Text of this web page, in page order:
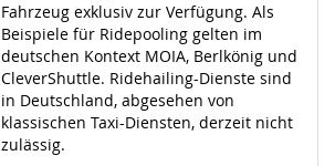
Fahrzeug exklusiv zur Verfügung. Als
Beispiele für Ridepooling gelten im
deutschen Kontext MOIA, Berlkönig und
CleverShuttle. Ridehailing-Dienste sind
in Deutschland, abgesehen von
klassischen Taxi-Diensten, derzeit nicht
zulässig.